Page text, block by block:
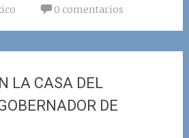
0 comentarios
LA CASA DEL
DE